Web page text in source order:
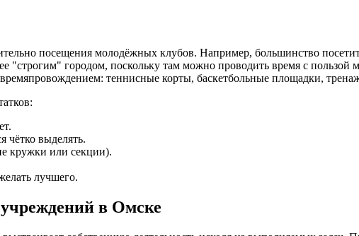
посещения молодёжных клубов. Например, большинство
"строгим" городом, поскольку там можно проводить время с
теннисные корты, баскетбольные площадки,
чётко выделять.
кружки или секции).
лучшего.
в Омске